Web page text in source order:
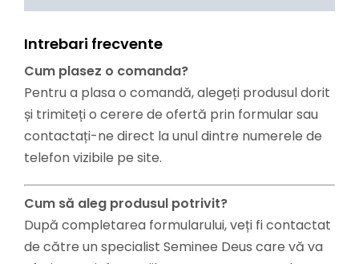
Intrebari frecvente
Cum plasez o comanda?
Pentru a plasa o comandă, alegeți produsul dorit
și trimiteți o cerere de ofertă prin formular sau
contactați-ne direct la unul dintre numerele de
telefon vizibile pe site.
Cum să aleg produsul potrivit?
După completarea formularului, veți fi contactat
de către un specialist Seminee Deus care vă va